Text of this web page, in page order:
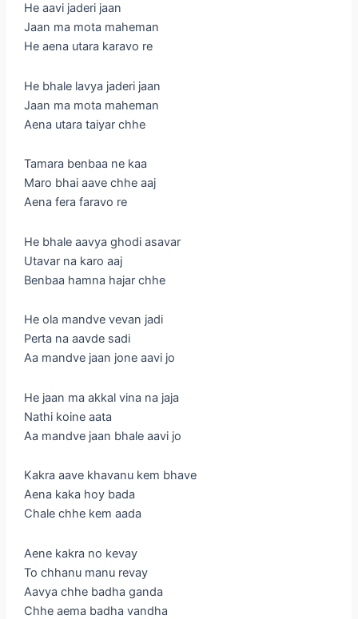
He aavi jaderi jaan
Jaan ma mota maheman
He aena utara karavo re
He bhale lavya jaderi jaan
Jaan ma mota maheman
Aena utara taiyar chhe
Tamara benbaa ne kaa
Maro bhai aave chhe aaj
Aena fera faravo re
He bhale aavya ghodi asavar
Utavar na karo aaj
Benbaa hamna hajar chhe
He ola mandve vevan jadi
Perta na aavde sadi
Aa mandve jaan jone aavi jo
He jaan ma akkal vina na jaja
Nathi koine aata
Aa mandve jaan bhale aavi jo
Kakra aave khavanu kem bhave
Aena kaka hoy bada
Chale chhe kem aada
Aene kakra no kevay
To chhanu manu revay
Aavya chhe badha ganda
Chhe aema badha vandha